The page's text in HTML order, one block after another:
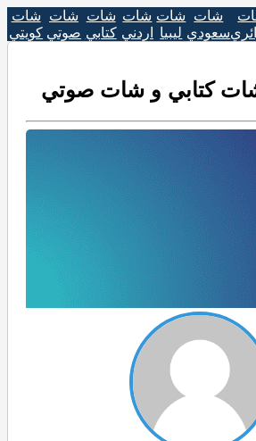
شات
سعودي
شات
ليبيا
شات
اردني
شات
كتابي
شات
صوتي
شات
كويتي
كتابي و شات صوتي